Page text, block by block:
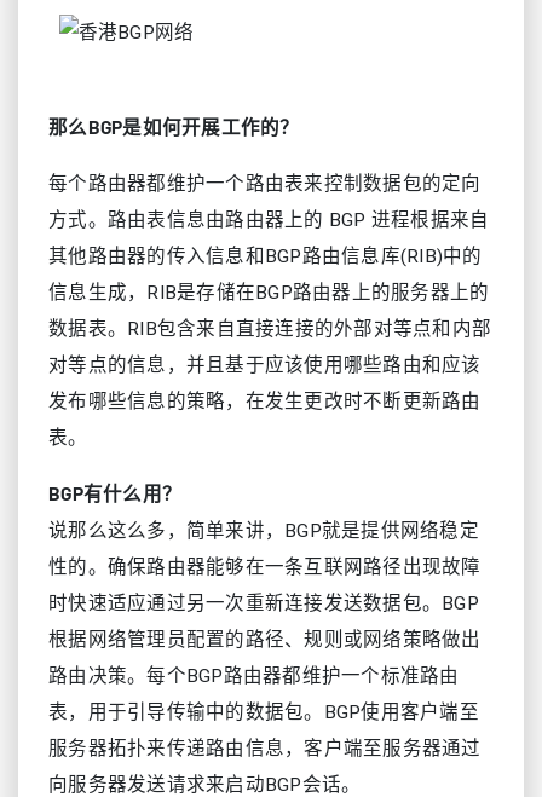
那么BGP是如何开展工作的？
每个路由器都维护一个路由表来控制数据包的定向
方式。路由表信息由路由器上的 BGP 进程根据来自
其他路由器的传入信息和BGP路由信息库(RIB)中的
信息生成，RIB是存储在BGP路由器上的服务器上的
数据表。RIB包含来自直接连接的外部对等点和内部
对等点的信息，并且基于应该使用哪些路由和应该
发布哪些信息的策略，在发生更改时不断更新路由
表。
BGP有什么用？
说那么这么多，简单来讲，BGP就是提供网络稳定
性的。确保路由器能够在一条互联网路径出现故障
时快速适应通过另一次重新连接发送数据包。BGP
根据网络管理员配置的路径、规则或网络策略做出
路由决策。每个BGP路由器都维护一个标准路由
表，用于引导传输中的数据包。BGP使用客户端至
服务器拓扑来传递路由信息，客户端至服务器通过
向服务器发送请求来启动BGP会话。